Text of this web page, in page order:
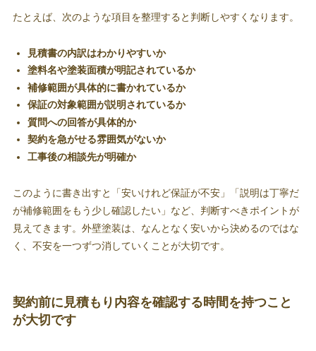
たとえば、次のような項目を整理すると判断しやすくなります。
見積書の内訳はわかりやすいか
塗料名や塗装面積が明記されているか
補修範囲が具体的に書かれているか
保証の対象範囲が説明されているか
質問への回答が具体的か
契約を急がせる雰囲気がないか
工事後の相談先が明確か
このように書き出すと「安いけれど保証が不安」「説明は丁寧だ
が補修範囲をもう少し確認したい」など、判断すべきポイントが
見えてきます。外壁塗装は、なんとなく安いから決めるのではな
く、不安を一つずつ消していくことが大切です。
契約前に見積もり内容を確認する時間を持つこと
が大切です